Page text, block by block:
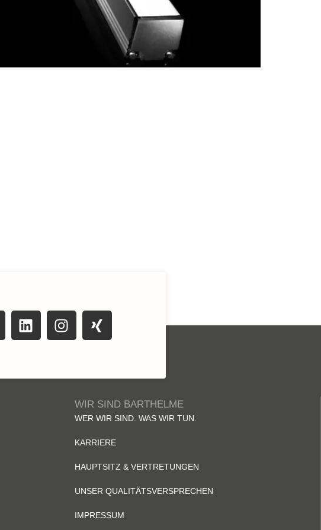
WIR SIND BARTHELME
WER WIR SIND. WAS WIR TUN.
KARRIERE
HAUPTSITZ & VERTRETUNGEN
UNSER QUALITÄTSVERSPRECHEN
IMPRESSUM